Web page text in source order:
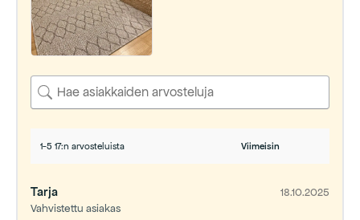
1-5 17:n arvosteluista
Tarja
Vahvistettu asiakas
18.10.2025